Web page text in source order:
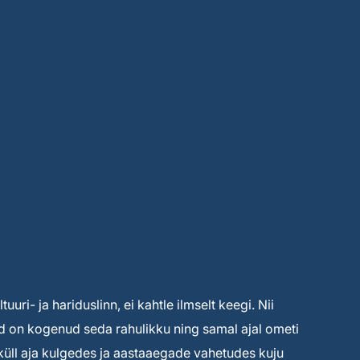
ja hariduslinn, ei kahtle ilmselt keegi. Nii
kogenud seda rahulikku ning samal ajal ometi
aja kulgedes ja aastaaegade vahetudes kuju